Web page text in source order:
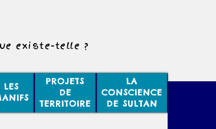
existe-telle ?
LES
PROJETS
DE
TERRITOIRE
LA
CONSCIENCE
DE SULTAN